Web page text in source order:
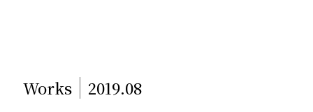
Works 2019.08